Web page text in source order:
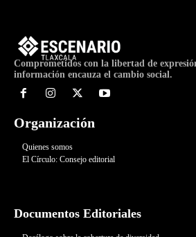
Comprometidos con la libertad de
información encauza el cambio social.
Organización
Quienes somos
El Círculo: Consejo editorial
Documentos Editoriales